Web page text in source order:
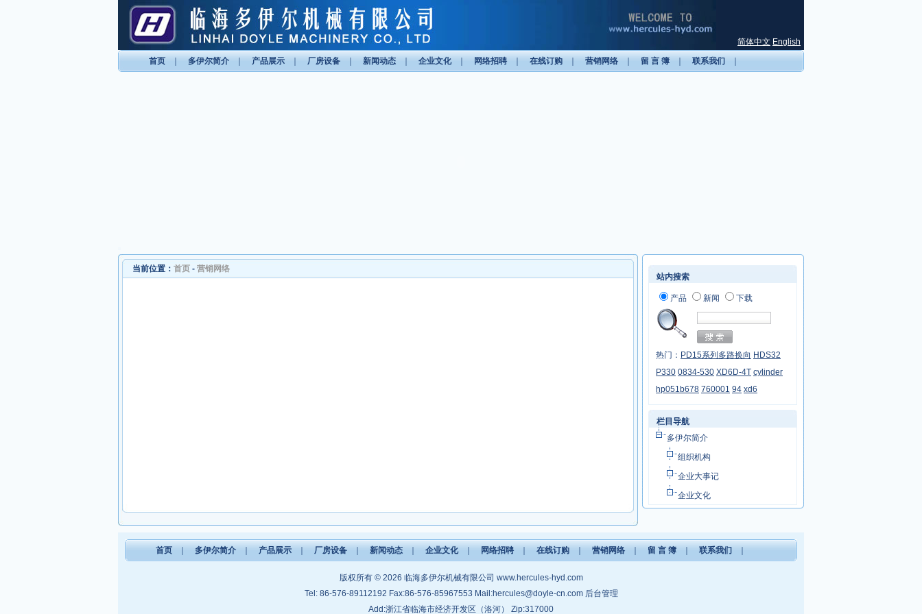
简体中文 English
首页
多伊尔简介 产品展示 厂房设备 新闻动态 企业文化｜ 网络招聘｜ 在线订购 营销网络｜ 留 言 簿 联系我们
站内搜索
产品 新闻 下载
热门： PD15系列多路换向 HDS32
P330 0834-530 XD6D-4T cylinder
hp051b678 760001 94 xd6
栏目导航
多伊尔简介
组织机构
企业大事记
企业文化
当前位置： 首页 - 营销网络
首页 多伊尔简介 产品展示 厂房设备 新闻动态 企业文化｜ 网络招聘｜ 在线订购 营销网络｜ 留 言 簿 联系我们
版权所有 © 2026 临海多伊尔机械有限公司 www.hercules-hyd.com
Tel: 86-576-89112192 Fax:86-576-85967553 Mail:hercules@doyle-cn.com 后台管理
Add:浙江省临海市经济开发区（洛河） Zip:317000